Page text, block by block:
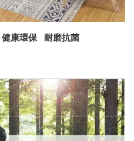
康環保 耐磨抗菌